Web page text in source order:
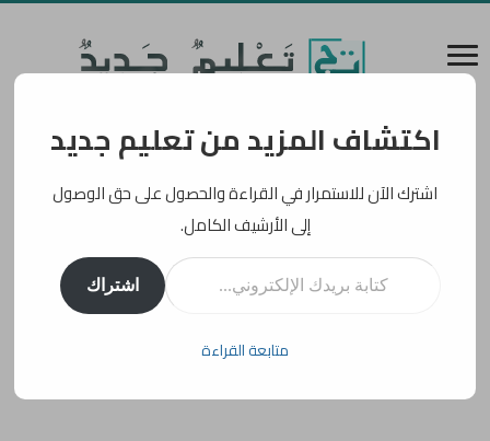
اكتشاف المزيد من تعليم جديد
اشترك الآن للاستمرار في القراءة والحصول على حق الوصول
إلى الأرشيف الكامل.
كتابة بريدك الإلكتروني...
اشتراك
متابعة القراءة